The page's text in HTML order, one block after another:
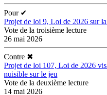
Pour ✔
Projet de loi 9, Loi de 2026 sur
Vote de la troisième lecture
26 mai 2026
Contre ✖
Projet de loi 107, Loi de 2026
nuisible sur le jeu
Vote de la deuxième lecture
14 mai 2026